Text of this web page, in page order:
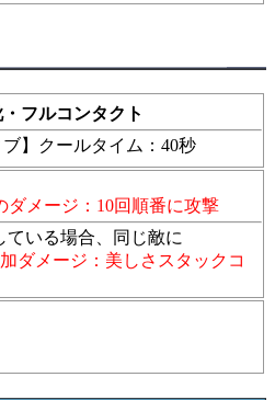
フルコンタクト
】
クールタイム：40秒
ダメージ：10回順番に攻撃
ている場合、同じ敵に
ダメージ：美しさスタックコ